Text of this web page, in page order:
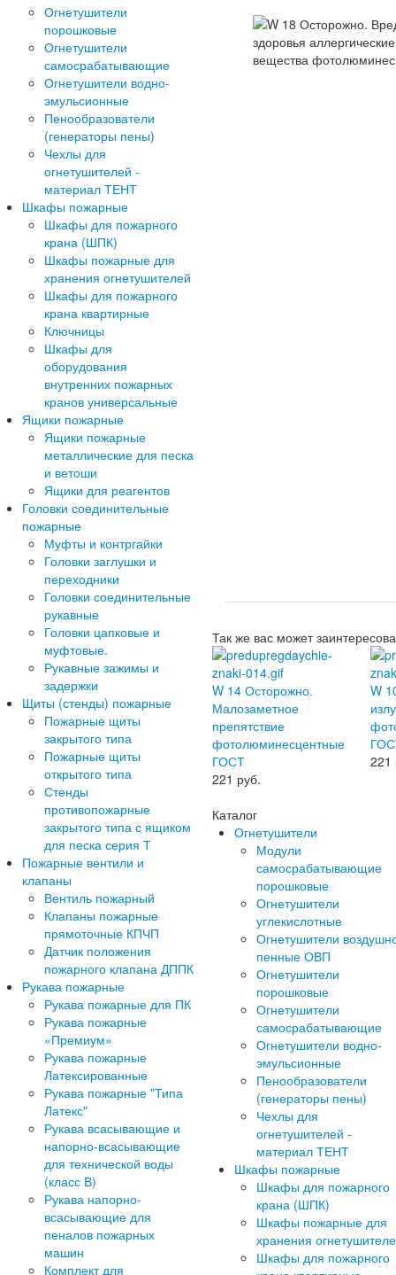
Огнетушители
порошковые
Огнетушители
самосрабатывающие
Огнетушители водно-
эмульсионные
Пенообразователи
(генераторы пены)
Чехлы для
огнетушителей -
материал ТЕНТ
Шкафы пожарные
Шкафы для пожарного
крана (ШПК)
Шкафы пожарные для
хранения огнетушителей
Шкафы для пожарного
крана квартирные
Ключницы
Шкафы для
оборудования
внутренних пожарных
кранов универсальные
Ящики пожарные
Ящики пожарные
металлические для песка
и ветоши
Ящики для реагентов
Головки соединительные
пожарные
Муфты и контргайки
Головки заглушки и
переходники
Головки соединительные
рукавные
Головки цапковые и
муфтовые.
Рукавные зажимы и
задержки
Щиты (стенды) пожарные
Пожарные щиты
закрытого типа
Пожарные щиты
открытого типа
Стенды
противопожарные
закрытого типа с ящиком
для песка серия Т
Пожарные вентили и
клапаны
Вентиль пожарный
Клапаны пожарные
прямоточные КПЧП
Датчик положения
пожарного клапана ДППК
Рукава пожарные
Рукава пожарные для ПК
Рукава пожарные
«Премиум»
Рукава пожарные
Латексированные
Рукава пожарные "Типа
Латекс"
Рукава всасывающие и
напорно-всасывающие
для технической воды
(класс В)
Рукава напорно-
всасывающие для
пеналов пожарных
машин
Комплект для
Так же вас может
W 14 Осторожно.
Малозаметное
препятствие
фотолюминесцентные
ГОСТ
221 руб.
W
221
Каталог
Огнетушители
Модули
самосрабатывающие
порошковые
Огнетушители
углекислотные
Огнетушители
пенные ОВП
Огнетушители
порошковые
Огнетушители
самосрабатывающие
Огнетушители водно-
эмульсионные
Пенообразователи
(генераторы пены)
Чехлы для
огнетушителей -
материал ТЕНТ
Шкафы пожарные
Шкафы для пожарного
крана (ШПК)
Шкафы пожарные для
хранения
Шкафы для пожарного